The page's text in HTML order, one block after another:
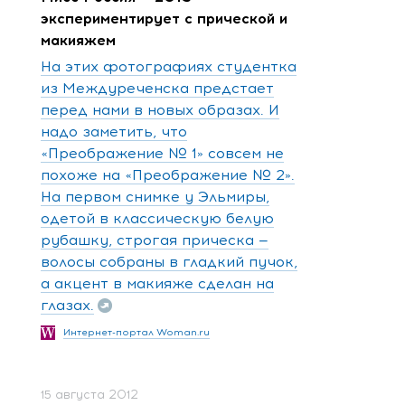
экспериментирует с прической и
макияжем
На этих фотографиях студентка
из Междуреченска предстает
перед нами в новых образах. И
надо заметить, что
«Преображение № 1» совсем не
похоже на «Преображение № 2».
На первом снимке у Эльмиры,
одетой в классическую белую
рубашку, строгая прическа —
волосы собраны в гладкий пучок,
а акцент в макияже сделан на
глазах.
Интернет-портал Woman.ru
15 августа 2012